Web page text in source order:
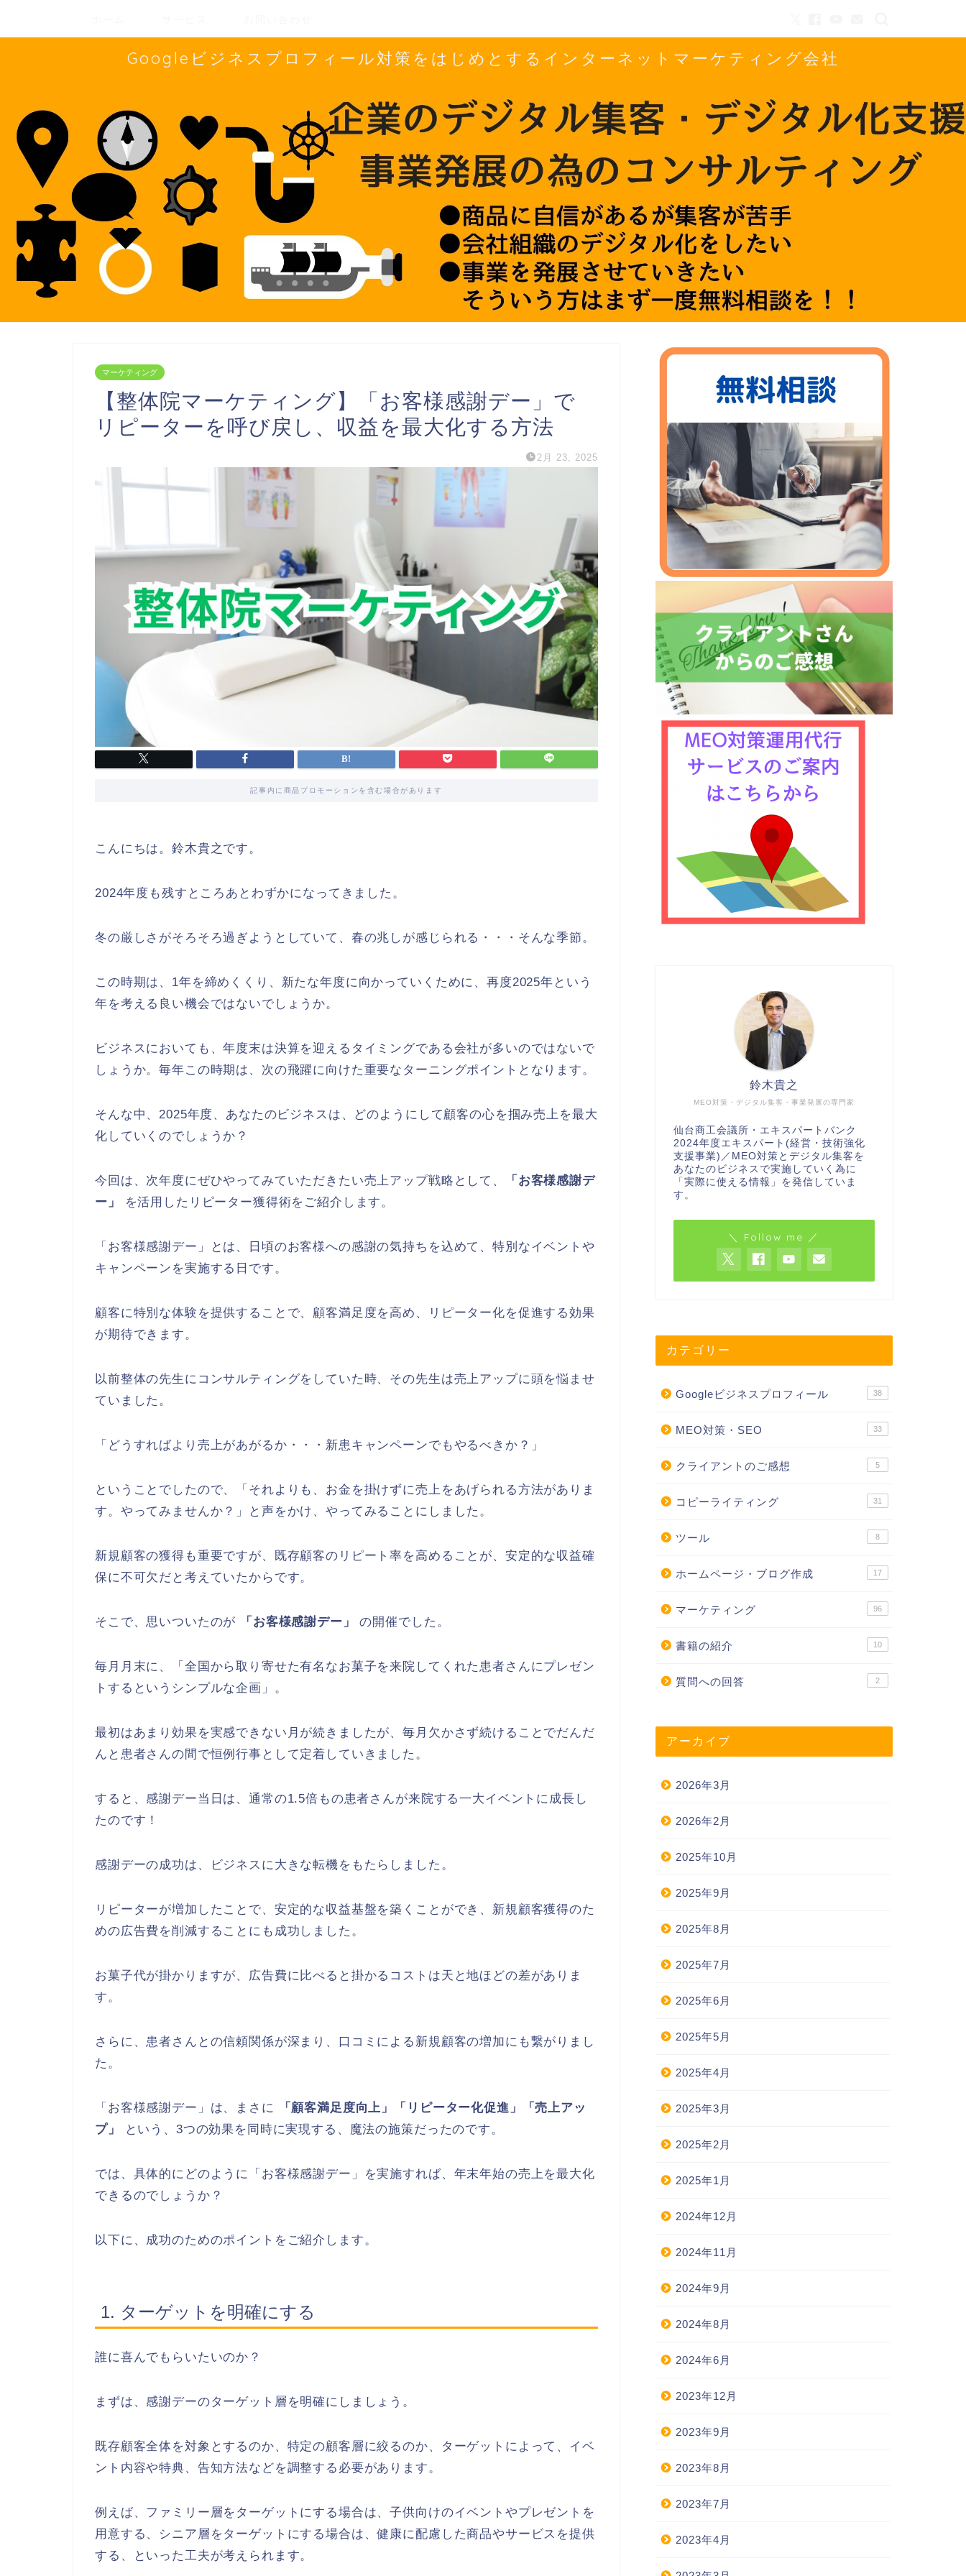
Googleビジネスプロフィール対策をはじめとするインターネットマーケティング会社
マーケティング
【整体院マーケティング】「お客様感謝デー」で
リピーターを呼び戻し、収益を最大化する方法
2月 23, 2025
記事内に商品プロモーションを含む場合があります
こんにちは。鈴木貴之です。
2024年度も残すところあとわずかになってきました。
冬の厳しさがそろそろ過ぎようとしていて、春の兆しが感じられる・・・そんな季節。
この時期は、1年を締めくくり、新たな年度に向かっていくために、再度2025年という
年を考える良い機会ではないでしょうか。
ビジネスにおいても、年度末は決算を迎えるタイミングである会社が多いのではないで
しょうか。毎年この時期は、次の飛躍に向けた重要なターニングポイントとなります。
そんな中、2025年度、あなたのビジネスは、どのようにして顧客の心を掴み売上を最大
化していくのでしょうか？
今回は、次年度にぜひやってみていただきたい売上アップ戦略として、
「お客様感謝デ
ー」
を活用したリピーター獲得術をご紹介します。
「お客様感謝デー」とは、日頃のお客様への感謝の気持ちを込めて、特別なイベントや
キャンペーンを実施する日です。
顧客に特別な体験を提供することで、顧客満足度を高め、リピーター化を促進する効果
が期待できます。
以前整体の先生にコンサルティングをしていた時、その先生は売上アップに頭を悩ませ
ていました。
「どうすればより売上があがるか・・・新患キャンペーンでもやるべきか？」
ということでしたので、「それよりも、お金を掛けずに売上をあげられる方法がありま
す。やってみませんか？」と声をかけ、やってみることにしました。
新規顧客の獲得も重要ですが、既存顧客のリピート率を高めることが、安定的な収益確
保に不可欠だと考えていたからです。
そこで、思いついたのが 「お客様感謝デー」 の開催でした。
毎月月末に、「全国から取り寄せた有名なお菓子を来院してくれた患者さんにプレゼン
トするというシンプルな企画」。
最初はあまり効果を実感できない月が続きましたが、毎月欠かさず続けることでだんだ
んと患者さんの間で恒例行事として定着していきました。
すると、感謝デー当日は、通常の1.5倍もの患者さんが来院する一大イベントに成長し
たのです！
感謝デーの成功は、ビジネスに大きな転機をもたらしました。
リピーターが増加したことで、安定的な収益基盤を築くことができ、新規顧客獲得のた
めの広告費を削減することにも成功しました。
お菓子代が掛かりますが、広告費に比べると掛かるコストは天と地ほどの差がありま
す。
さらに、患者さんとの信頼関係が深まり、口コミによる新規顧客の増加にも繋がりまし
た。
「お客様感謝デー」は、まさに
「顧客満足度向上」「リピーター化促進」「売上アッ
プ」
という、3つの効果を同時に実現する、魔法の施策だったのです。
では、具体的にどのように「お客様感謝デー」を実施すれば、年末年始の売上を最大化
できるのでしょうか？
以下に、成功のためのポイントをご紹介します。
1. ターゲットを明確にする
誰に喜んでもらいたいのか？
まずは、感謝デーのターゲット層を明確にしましょう。
既存顧客全体を対象とするのか、特定の顧客層に絞るのか、ターゲットによって、イベ
ント内容や特典、告知方法などを調整する必要があります。
例えば、ファミリー層をターゲットにする場合は、子供向けのイベントやプレゼントを
用意する、シニア層をターゲットにする場合は、健康に配慮した商品やサービスを提供
する、といった工夫が考えられます。
MEO対策・デジタル集客・事業発展の専門家
鈴木貴之
仙台商工会議所・エキスパートバンク
2024年度エキスパート(経営・技術強化
支援事業)／MEO対策とデジタル集客を
あなたのビジネスで実施していく為に
「実際に使える情報」を発信していま
す。
＼ Follow me ／
カテゴリー
Googleビジネスプロフィール 38
MEO対策・SEO 33
クライアントのご感想 5
コピーライティング 31
ツール 8
ホームページ・ブログ作成 17
マーケティング 96
書籍の紹介 10
質問への回答 2
アーカイブ
2026年3月
2026年2月
2025年10月
2025年9月
2025年8月
2025年7月
2025年6月
2025年5月
2025年4月
2025年3月
2025年2月
2025年1月
2024年12月
2024年11月
2024年9月
2024年8月
2024年6月
2023年12月
2023年9月
2023年8月
2023年7月
2023年4月